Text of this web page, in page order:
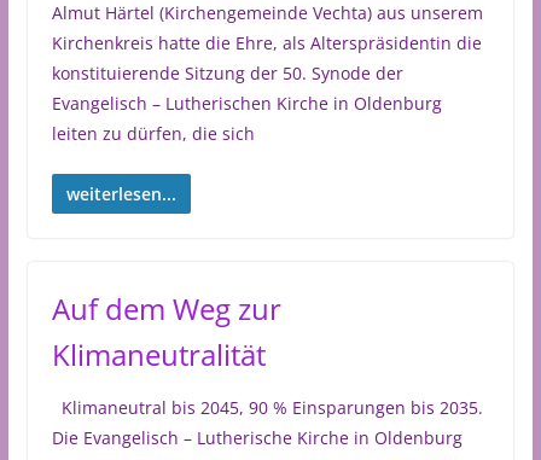
Almut Härtel (Kirchengemeinde Vechta) aus unserem
Kirchenkreis hatte die Ehre, als Alterspräsidentin die
konstituierende Sitzung der 50. Synode der
Evangelisch – Lutherischen Kirche in Oldenburg
leiten zu dürfen, die sich
weiterlesen...
Auf dem Weg zur
Klimaneutralität
Klimaneutral bis 2045, 90 % Einsparungen bis 2035.
Die Evangelisch – Lutherische Kirche in Oldenburg